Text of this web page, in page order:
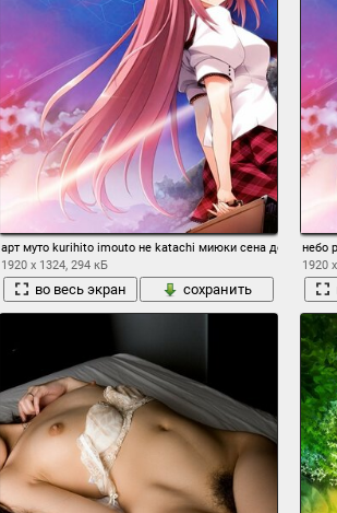
арт муто kurihito imouto не katachi миюки сена девушка
1920 x 1324, 294 кБ
во весь экран сохранить
небо
1920